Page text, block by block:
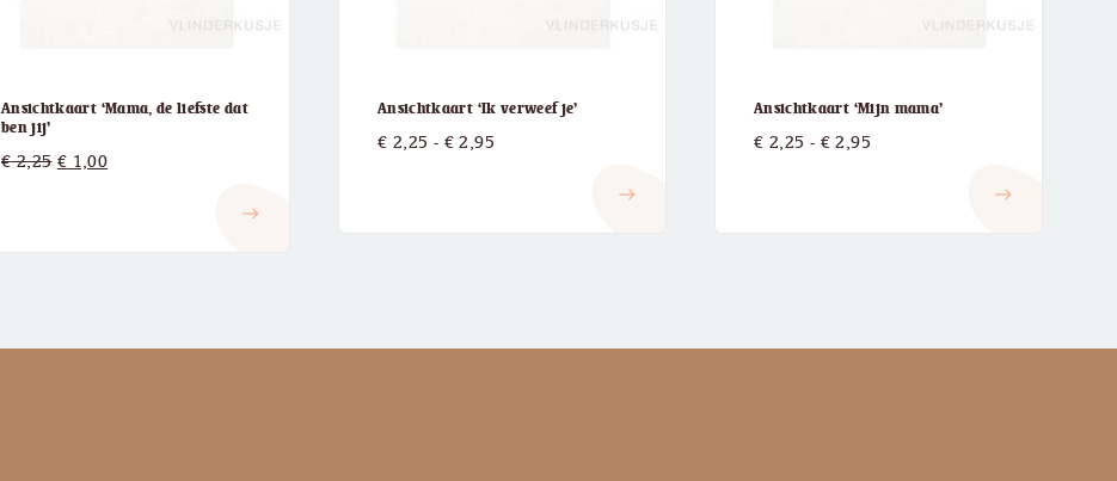
Ansichtkaart ‘Mama, de liefste dat
ben jij’
€2,25 Oorspronkelijke
€ 1,00Huidige
east
Ansichtkaart ‘Ik verweef je’
€ 2,25 - € 2,95
east
Ansichtkaart ‘Mijn mama’
€ 2,25 - € 2,95
east